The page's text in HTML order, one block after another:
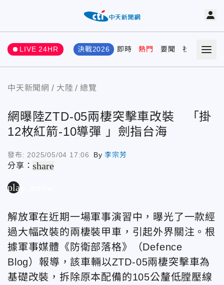
LIVE 24HR 決戰2026 即時 熱門 要聞 社會 娛樂
中天新聞網 大陸 總覽
網曝陸ZTD-05兩棲突擊車改裝 「掛
12枚紅箭-10導彈 」劍指台海
發布: 2025/05/04 17:06 By李宗芳
分享：share
play_arrow
解放軍在近期一場軍事演習中，曝光了一款經
過大幅改裝的兩棲裝甲車，引起外界關注。根
據軍事媒體《防衛部落格》（Defence
Blog）報導，該車輛以ZTD-05兩棲突擊車為
基礎改裝，拆除原本配備的105公釐低膛壓線